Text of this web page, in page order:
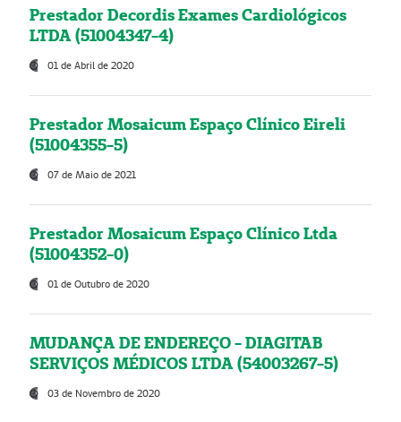
Prestador Decordis Exames Cardiológicos
LTDA (51004347-4)
01 de Abril de 2020
Prestador Mosaicum Espaço Clínico Eireli
(51004355-5)
07 de Maio de 2021
Prestador Mosaicum Espaço Clínico Ltda
(51004352-0)
01 de Outubro de 2020
MUDANÇA DE ENDEREÇO - DIAGITAB
SERVIÇOS MÉDICOS LTDA (54003267-5)
03 de Novembro de 2020